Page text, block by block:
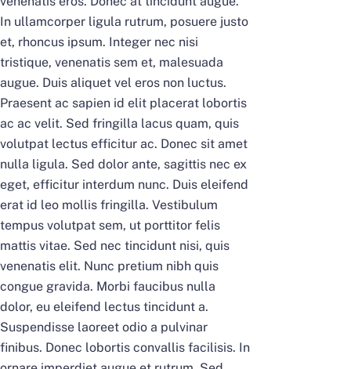
In ullamcorper ligula rutrum, posuere justo
et, rhoncus ipsum. Integer nec nisi
tristique, venenatis sem et, malesuada
augue. Duis aliquet vel eros non luctus.
Praesent ac sapien id elit placerat lobortis
ac ac velit. Sed fringilla lacus quam, quis
volutpat lectus efficitur ac. Donec sit amet
nulla ligula. Sed dolor ante, sagittis nec ex
eget, efficitur interdum nunc. Duis eleifend
erat id leo mollis fringilla. Vestibulum
tempus volutpat sem, ut porttitor felis
mattis vitae. Sed nec tincidunt nisi, quis
venenatis elit. Nunc pretium nibh quis
congue gravida. Morbi faucibus nulla
dolor, eu eleifend lectus tincidunt a.
Suspendisse laoreet odio a pulvinar
finibus. Donec lobortis convallis facilisis. In